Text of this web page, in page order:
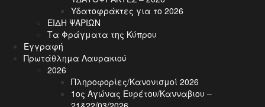
Υδατοφράκτες για το 2026
ΕΙΔΗ ΨΑΡΙΩΝ
Τα Φράγματα της Κύπρου
Εγγραφή
Πρωτάθλημα Λαυρακιού
2026
Πληροφορίες/Κανονισμοί 2026
1ος Αγώνας Ευρέτου/Κανναβιου –